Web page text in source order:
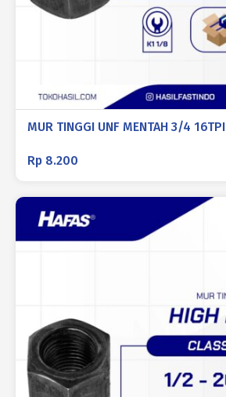
MUR TINGGI UNF MENTAH 3/4 16TPI
Rp 8.200